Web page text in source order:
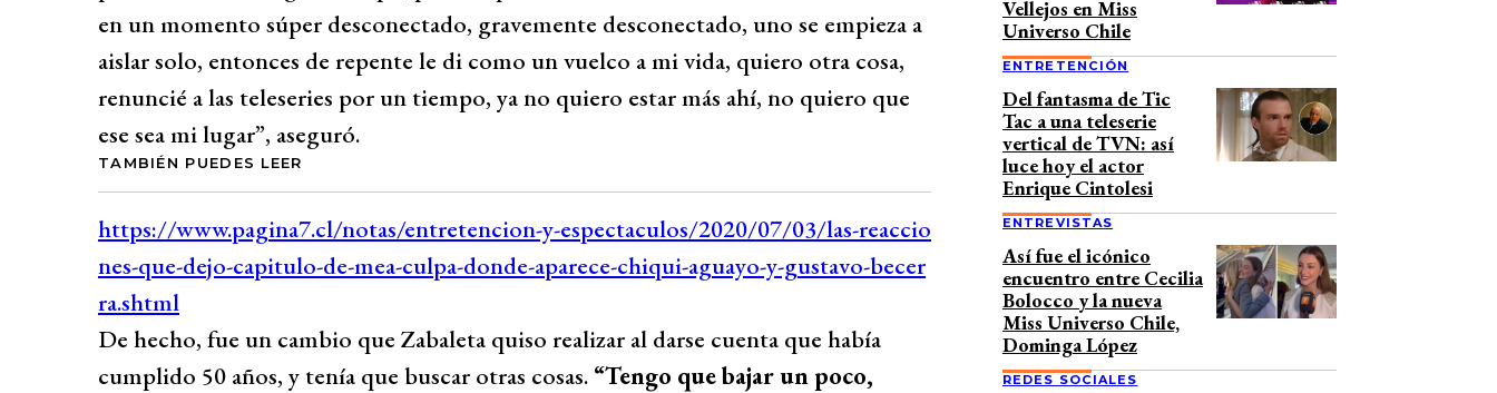
en un momento súper desconectado, gravemente desconectado, uno se empieza a
aislar solo, entonces de repente le di como un vuelco a mi vida, quiero otra cosa,
renuncié a las teleseries por un tiempo, ya no quiero estar más ahí, no quiero que
ese sea mi lugar”, aseguró.
TAMBIÉN PUEDES LEER
De hecho, fue un cambio que Zabaleta quiso realizar al darse cuenta que había
cumplido 50 años, y tenía que buscar otras cosas. “Tengo que bajar un poco,
Vellejos en Miss
Universo Chile
ENTRETENCIÓN
Del fantasma de Tic
Tac a una teleserie
vertical de TVN: así
luce hoy el actor
Enrique Cintolesi
ENTREVISTAS
Así fue el icónico
encuentro entre Cecilia
Bolocco y la nueva
Miss Universo Chile,
Dominga López
REDES SOCIALES